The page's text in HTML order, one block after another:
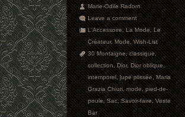
Marie-Odile Radom
Leave a comment
L'Accessoire,La Mode,Le
Créateur,Mode,Wish-List
30 Montaigne,classique,
collection,Dior,Dior oblique,
intemporel,jupe plissée,Maria
Grazia Chiuri,mode,pied-de-
poule,Sac,Savoir-faire,Veste
Bar